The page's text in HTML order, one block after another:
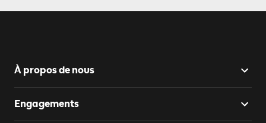
À propos de nous
Engagements